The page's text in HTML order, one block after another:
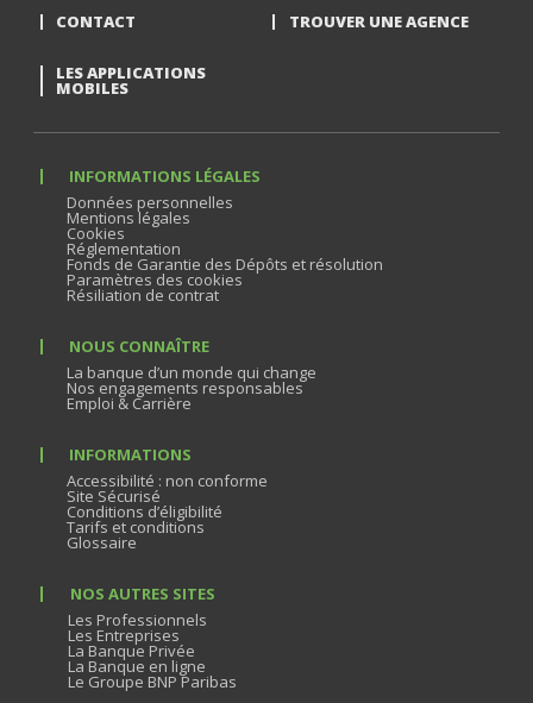
CONTACT TROUVER UNE AGENCE
LES APPLICATIONS
MOBILES
INFORMATIONS LÉGALES
Données personnelles
Mentions légales
Cookies
Réglementation
Fonds de Garantie des Dépôts et résolution
Paramètres des cookies
Résiliation de contrat
NOUS CONNAÎTRE
La banque d’un monde qui change
Nos engagements responsables
Emploi & Carrière
INFORMATIONS
Accessibilité : non conforme
Site Sécurisé
Conditions d’éligibilité
Tarifs et conditions
Glossaire
NOS AUTRES SITES
Les Professionnels
Les Entreprises
La Banque Privée
La Banque en ligne
Le Groupe BNP Paribas